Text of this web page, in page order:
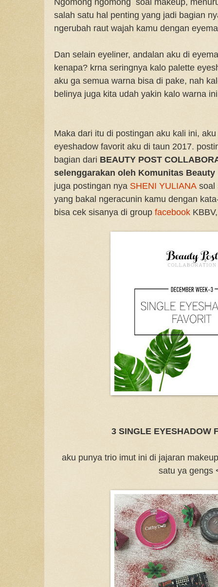
salah satu hal penting yang jadi bagian
ngerubah raut wajah kamu dengan
Dan selain eyeliner, andalan aku di
kenapa? krna seringnya kalo palette
aku ga semua warna bisa di pake, nah
belinya juga kita udah yakin kalo warna
Maka dari itu di postingan aku kali ini,
eyeshadow favorit aku di taun 2017.
bagian dari BEAUTY POST
selenggarakan oleh Komunitas
juga postingan nya SHENI YULIANA soal
yang bakal ngeracunin kamu dengan
bisa cek sisanya di group facebook KBBV,
3 SINGLE EYESHADOW
aku punya trio imut ini di jajaran
satu ya gengs